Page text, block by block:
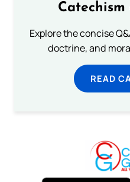
Catechism
Explore the concise
doctrine, and
READ